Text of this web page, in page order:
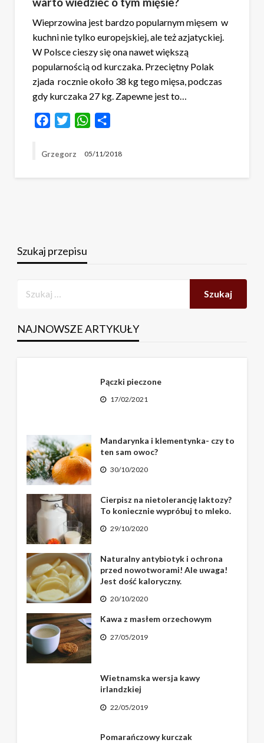
Wieprzowina jest bardzo popularnym mięsem w
kuchni nie tylko europejskiej, ale też azjatyckiej.
W Polsce cieszy się ona nawet większą
popularnością od kurczaka. Przeciętny Polak
zjada rocznie około 38 kg tego mięsa, podczas
gdy kurczaka 27 kg. Zapewne jest to…
FacebookTwitterWhatsApp
Grzegorz 05/11/2018
Szukaj przepisu
NAJNOWSZE ARTYKUŁY
Pączki pieczone
17/02/2021
Mandarynka i klementynka- czy to
ten sam owoc?
30/10/2020
Cierpisz na nietolerancję laktozy?
To koniecznie wypróbuj to mleko.
29/10/2020
Naturalny antybiotyk i ochrona
przed nowotworami! Ale uwaga!
Jest dość kaloryczny.
20/10/2020
Kawa z masłem orzechowym
27/05/2019
Wietnamska wersja kawy
irlandzkiej
22/05/2019
Pomarańczowy kurczak